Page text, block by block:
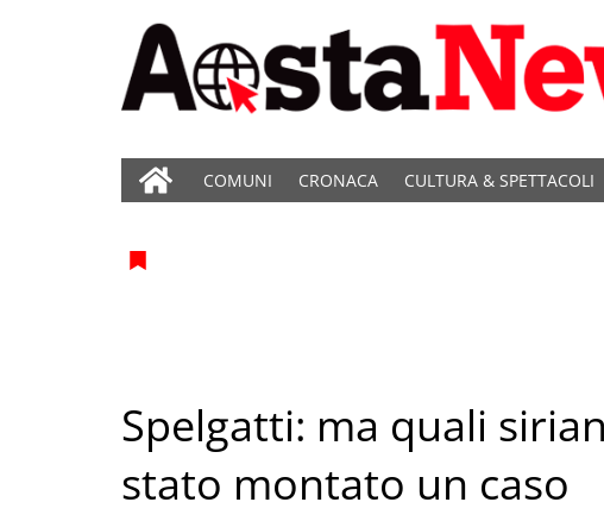
COMUNI CRONACA CULTURA & SPETTACOLI
Spelgatti: ma quali
stato montato un caso